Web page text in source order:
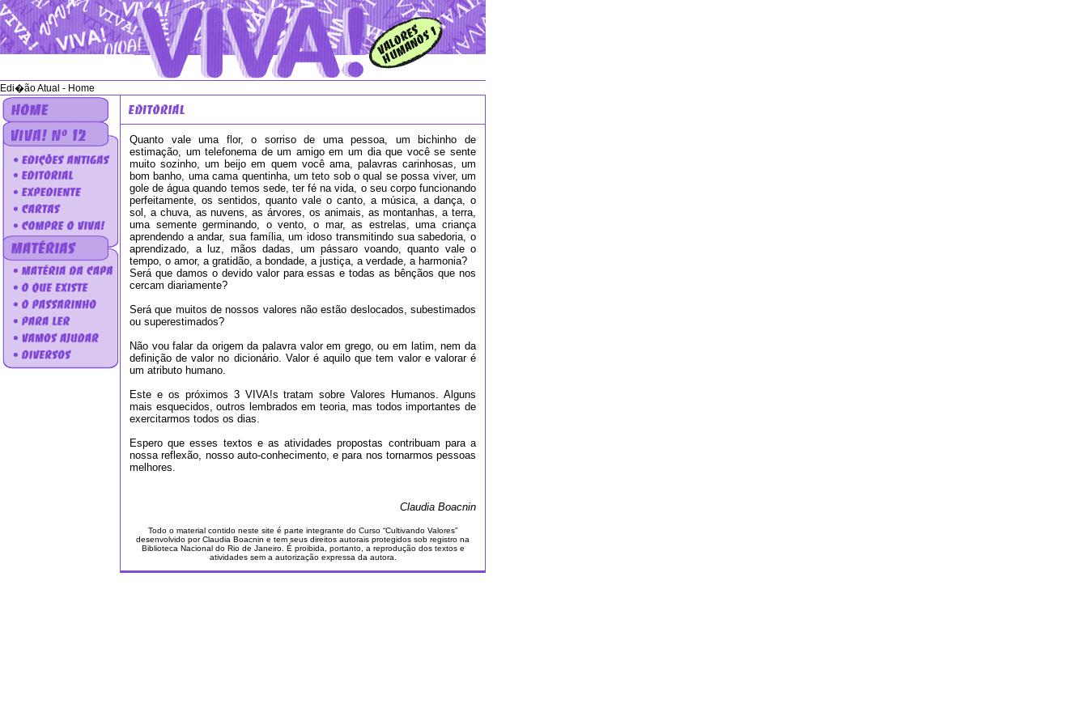
Edi�ão Atual - Home
Quanto vale uma flor, o sorriso de uma pessoa, um bichinho de
estimação, um telefonema de um amigo em um dia que você se sente
muito sozinho, um beijo em quem você ama, palavras carinhosas, um
bom banho, uma cama quentinha, um teto sob o qual se possa viver, um
gole de água quando temos sede, ter fé na vida, o seu corpo funcionando
perfeitamente, os sentidos, quanto vale o canto, a música, a dança, o
sol, a chuva, as nuvens, as árvores, os animais, as montanhas, a terra,
uma semente germinando, o vento, o mar, as estrelas, uma criança
aprendendo a andar, sua família, um idoso transmitindo sua sabedoria, o
aprendizado, a luz, mãos dadas, um pássaro voando, quanto vale o
tempo, o amor, a gratidão, a bondade, a justiça, a verdade, a harmonia?
Será que damos o devido valor para essas e todas as bênçãos que nos
cercam diariamente?
Será que muitos de nossos valores não estão deslocados, subestimados
ou superestimados?
Não vou falar da origem da palavra valor em grego, ou em latim, nem da
definição de valor no dicionário. Valor é aquilo que tem valor e valorar é
um atributo humano.
Este e os próximos 3 VIVA!s tratam sobre Valores Humanos. Alguns
mais esquecidos, outros lembrados em teoria, mas todos importantes de
exercitarmos todos os dias.
Espero que esses textos e as atividades propostas contribuam para a
nossa reflexão, nosso auto-conhecimento, e para nos tornarmos pessoas
melhores.
Claudia Boacnin
Todo o material contido neste site é parte integrante do Curso “Cultivando Valores”
desenvolvido por Claudia Boacnin e tem seus direitos autorais protegidos sob registro na
Biblioteca Nacional do Rio de Janeiro. É proibida, portanto, a reprodução dos textos e
atividades sem a autorização expressa da autora.